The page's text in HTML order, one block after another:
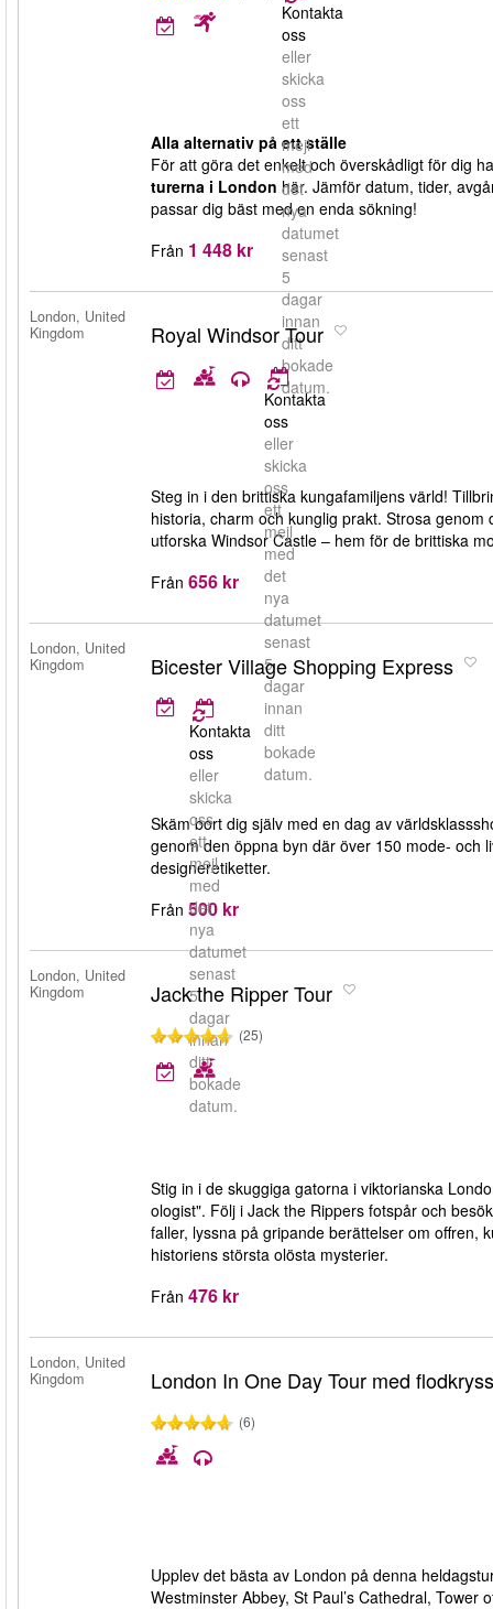
Kontakta
oss
eller
skicka
oss
ett
mejl
med
det
nya
datumet
senast
5
dagar
innan
ditt
bokade
datum.
Alla alternativ på ett ställe
För att göra det enkelt och överskådligt för dig
turerna i London här. Jämför datum, tider,
passar dig bäst med en enda sökning!
Från 1 448 kr
London, United
Kingdom
Royal Windsor Tour
Kontakta
oss
eller
skicka
oss
ett
mejl
med
det
nya
datumet
senast
5
dagar
innan
ditt
bokade
datum.
Steg in i den brittiska kungafamiljens värld!
historia, charm och kunglig prakt. Strosa
utforska Windsor Castle – hem för de brittiska
Från 656 kr
London, United
Kingdom
Bicester Village Shopping Express
Kontakta
oss
eller
skicka
oss
ett
mejl
med
det
nya
datumet
senast
5
dagar
innan
ditt
bokade
datum.
Skäm bort dig själv med en dag av
genom den öppna byn där över 150 mode- och
designeretiketter.
Från 500 kr
London, United
Kingdom
Jack the Ripper Tour
(25)
Stig in i de skuggiga gatorna i viktorianska
ologist". Följ i Jack the Rippers fotspår och
faller, lyssna på gripande berättelser om offren,
historiens största olösta mysterier.
Från 476 kr
London, United
Kingdom
London In One Day Tour med
(6)
Upplev det bästa av London på denna
Westminster Abbey, St Paul’s Cathedral, Tower